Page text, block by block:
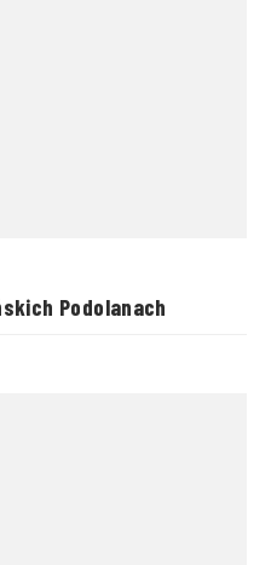
Podolanach